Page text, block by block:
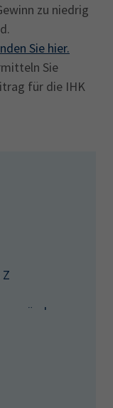
zu niedrig
Sie hier.
Sie
für die IHK